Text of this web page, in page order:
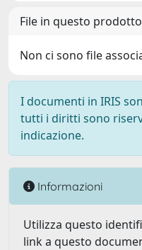
File in questo
Non ci sono file
I documenti in IRIS
tutti i diritti sono
indicazione.
Informazioni
Utilizza questo
link a questo